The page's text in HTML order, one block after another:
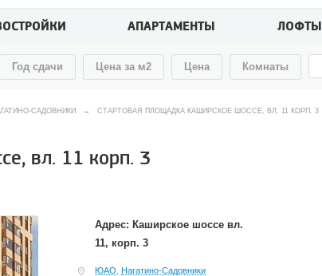
АПАРТАМЕНТЫ ЛОФТЫ
Год сдачи Цена за м2 Цена Комнаты
САДОВНИКИ → СТАРТОВАЯ ПЛОЩАДКА КАШИРСКОЕ ШОССЕ, ВЛ. 11 КОРП. 3
вл. 11 корп. 3
Адрес: Каширское шоссе вл.
11, корп. 3
ЮАО Нагатино-Садовники